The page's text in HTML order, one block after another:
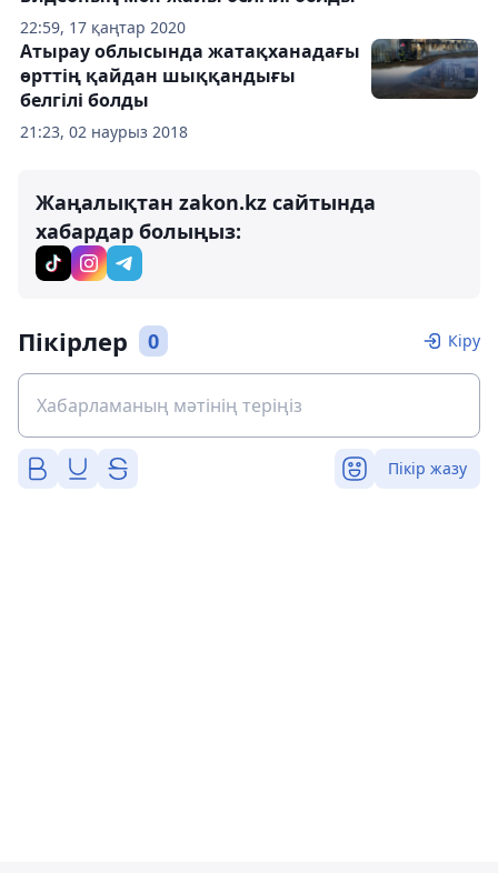
22:59, 17 қаңтар 2020
21:23, 02 наурыз 2018
Атырау облысында жатақханадағы
өрттің қайдан шыққандығы
белгілі болды
Жаңалықтан zakon.kz сайтында
хабардар болыңыз:
Пікірлер 0 Кіру
Пікір жазу